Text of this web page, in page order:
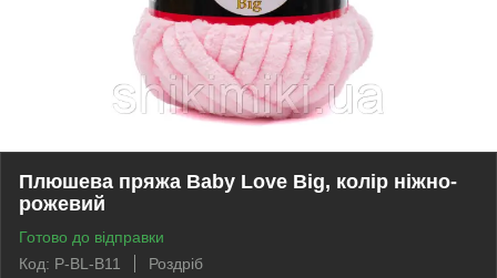
Плюшева пряжа Baby Love Big, колір ніжно-
рожевий
Готово до відправки
Код: P-BL-B11
Роздріб